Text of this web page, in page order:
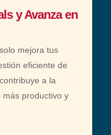
y Avanza en
mejora tus
eficiente de
a la
productivo y